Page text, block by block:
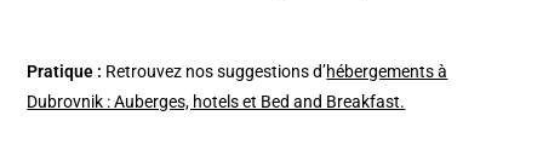
Pratique : Retrouvez nos suggestions d’hébergements à
Dubrovnik : Auberges, hotels et Bed and Breakfast.